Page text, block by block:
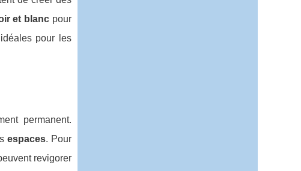
et blanc pour
pour les
permanent.
espaces. Pour
revigorer